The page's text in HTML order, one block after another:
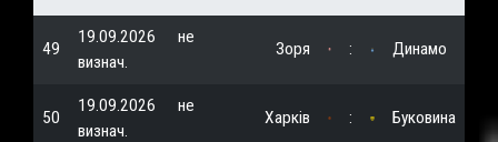
49
19.09.2026
не
визнач.
Зоря : Динамо
50
19.09.2026
не
визнач.
Харків : Буковина